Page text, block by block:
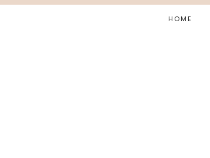
HOME